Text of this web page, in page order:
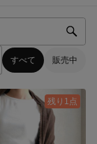
すべて 販売中
残り1点